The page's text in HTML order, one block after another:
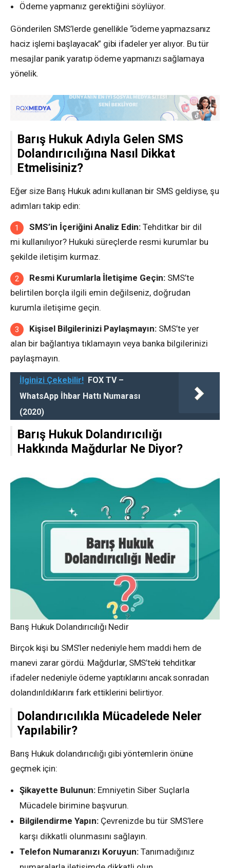
Ödeme yapmanız gerektiğini söylüyor.
Gönderilen SMS’lerde genellikle “ödeme yapmazsanız
haciz işlemi başlayacak” gibi ifadeler yer alıyor. Bu tür
mesajlar panik yaratıp ödeme yapmanızı sağlamaya
yönelik.
Barış Hukuk Adıyla Gelen SMS
Dolandırıcılığına Nasıl Dikkat
Etmelisiniz?
Eğer size Barış Hukuk adını kullanan bir SMS geldiyse, şu
adımları takip edin:
SMS’in İçeriğini Analiz Edin: Tehditkar bir dil
mi kullanılıyor? Hukuki süreçlerde resmi kurumlar bu
şekilde iletişim kurmaz.
Resmi Kurumlarla İletişime Geçin: SMS’te
belirtilen borçla ilgili emin değilseniz, doğrudan
kurumla iletişime geçin.
Kişisel Bilgilerinizi Paylaşmayın: SMS’te yer
alan bir bağlantıya tıklamayın veya banka bilgilerinizi
paylaşmayın.
İlginizi Çekebilir! FOX TV –
WhatsApp İhbar Hattı Numarası
(2020)
Barış Hukuk Dolandırıcılığı
Hakkında Mağdurlar Ne Diyor?
Barış Hukuk Dolandırıcılığı Nedir
Birçok kişi bu SMS’ler nedeniyle hem maddi hem de
manevi zarar gördü. Mağdurlar, SMS’teki tehditkar
ifadeler nedeniyle ödeme yaptıklarını ancak sonradan
dolandırıldıklarını fark ettiklerini belirtiyor.
Dolandırıcılıkla Mücadelede Neler
Yapılabilir?
Barış Hukuk dolandırıcılığı gibi yöntemlerin önüne
geçmek için:
Şikayette Bulunun: Emniyetin Siber Suçlarla
Mücadele birimine başvurun.
Bilgilendirme Yapın: Çevrenizde bu tür SMS’lere
karşı dikkatli olunmasını sağlayın.
Telefon Numaranızı Koruyun: Tanımadığınız